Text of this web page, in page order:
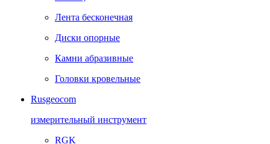
Лента бесконечная
Диски опорные
Камни абразивные
Головки кровельные
Rusgeocom
измерительный инструмент
RGK